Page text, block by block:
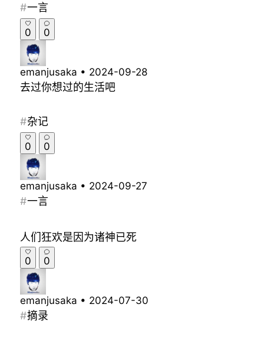
一言
0 0
emanjusaka • 2024-09-28
去过你想过的生活吧
杂记
0 0
emanjusaka • 2024-09-27
一言
人们狂欢是因为诸神已死
0 0
emanjusaka • 2024-07-30
摘录